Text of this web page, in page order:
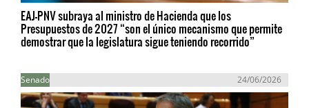
EAJ-PNV subraya al ministro de Hacienda que los
Presupuestos de 2027 “son el único mecanismo que permite
demostrar que la legislatura sigue teniendo recorrido”
Senado 24/06/2026